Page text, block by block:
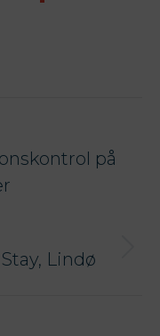
på
Lindø